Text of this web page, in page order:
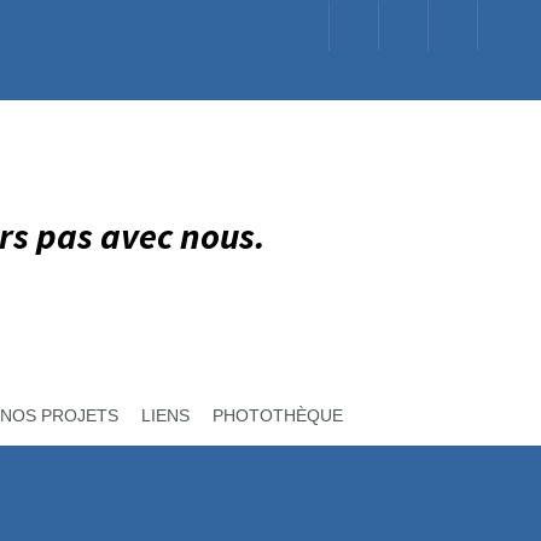
pas avec nous.
NOS PROJETS LIENS PHOTOTHÈQUE